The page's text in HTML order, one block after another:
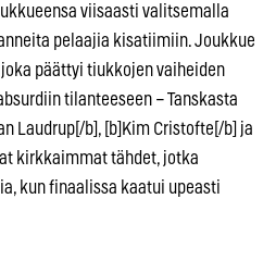
viisaasti valitsemalla
pelaajia kisatiimiin. Joukkue
päättyi tiukkojen vaiheiden
tilanteeseen – Tanskasta
Laudrup[/b], [b]Kim Cristofte[/b] ja
kirkkaimmat tähdet, jotka
kun finaalissa kaatui upeasti